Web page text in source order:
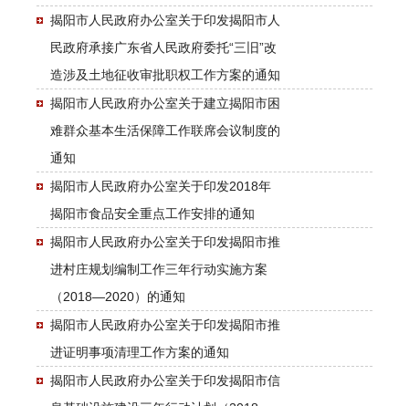
揭阳市人民政府办公室关于印发揭阳市人
民政府承接广东省人民政府委托“三旧”改
造涉及土地征收审批职权工作方案的通知
揭阳市人民政府办公室关于建立揭阳市困
难群众基本生活保障工作联席会议制度的
通知
揭阳市人民政府办公室关于印发2018年
揭阳市食品安全重点工作安排的通知
揭阳市人民政府办公室关于印发揭阳市推
进村庄规划编制工作三年行动实施方案
（2018—2020）的通知
揭阳市人民政府办公室关于印发揭阳市推
进证明事项清理工作方案的通知
揭阳市人民政府办公室关于印发揭阳市信